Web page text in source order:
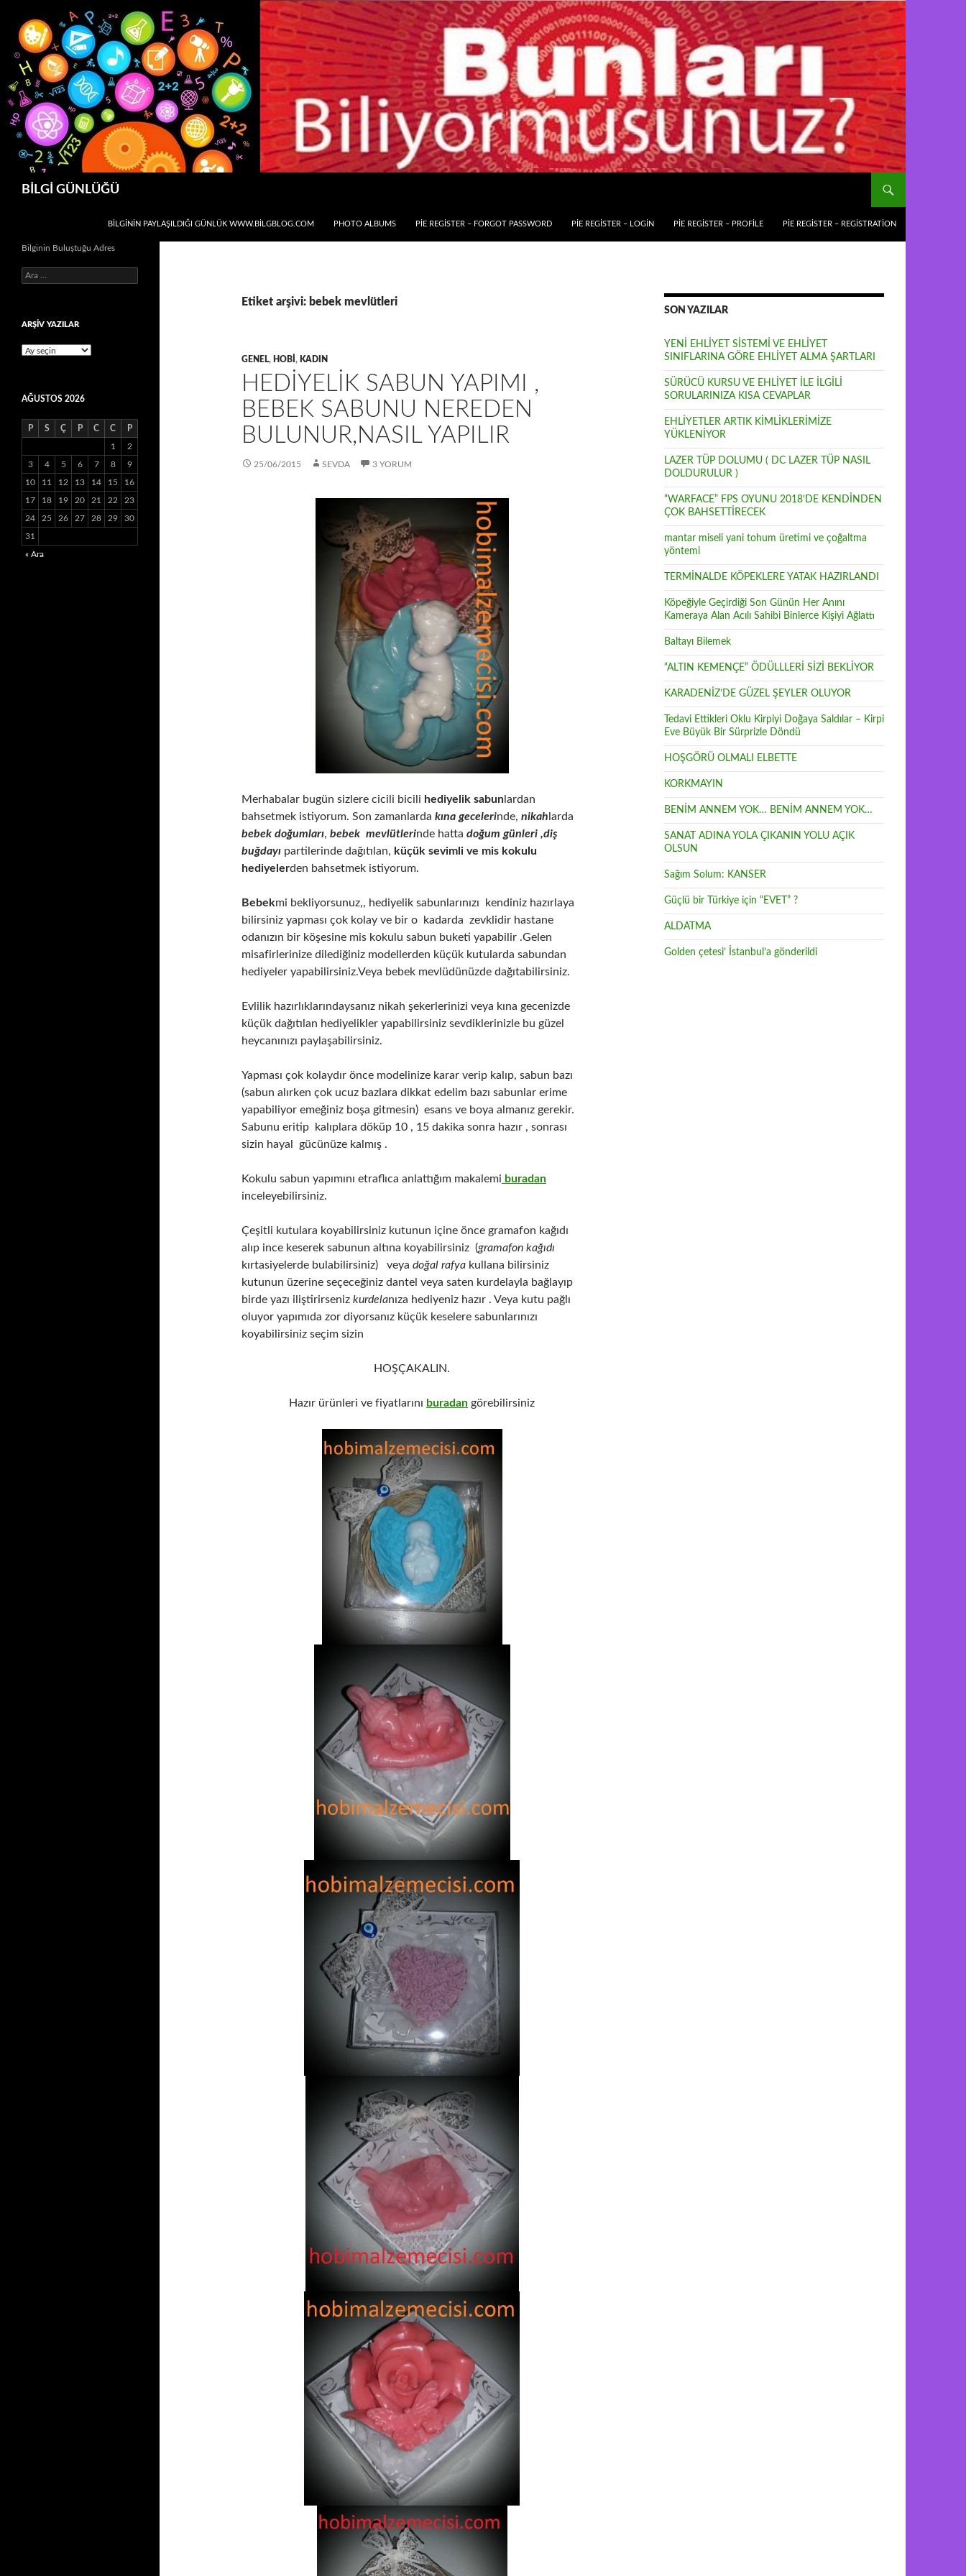
BİLGİ GÜNLÜĞÜ
BİLGİNİN PAYLAŞILDIĞI GÜNLÜK WWW.BILGBLOG.COM
PHOTO ALBUMS PIE REGISTER – FORGOT PASSWORD PIE REGISTER – LOGIN PIE REGISTER – PROFILE PIE REGISTER – REGISTRATION
Etiket arşivi: bebek mevlütleri
GENEL, HOBI , KADIN
HEDİYELİK SABUN YAPIMI ,
BEBEK SABUNU NEREDEN
BULUNUR,NASIL YAPILIR
25/06/2015 SEVDA 3 YORUM
Merhabalar bugün sizlere cicili bicili hediyelik sabun lardan
bahsetmek istiyorum. Son zamanlarda kına gecelerinde, nikah larda
bebek doğumları, bebek mevlütlerinde hatta doğum günleri ,diş
buğdayı partilerinde dağıtılan, küçük sevimli ve mis kokulu
hediyelerden bahsetmek istiyorum.
Bebekmi bekliyorsunuz,, hediyelik sabunlarınızı kendiniz hazırlaya
bilirsiniz yapması çok kolay ve bir o kadarda zevklidir hastane
odanızın bir köşesine mis kokulu sabun buketi yapabilir .Gelen
misafirlerinize dilediğiniz modellerden küçük kutularda sabundan
hediyeler yapabilirsiniz.Veya bebek mevlüdünüzde dağıtabilirsiniz.
Evlilik hazırlıklarındaysanız nikah şekerlerinizi veya kına gecenizde
küçük dağıtılan hediyelikler yapabilirsiniz sevdiklerinizle bu güzel
heycanınızı paylaşabilirsiniz.
Yapması çok kolaydır önce modelinize karar verip kalıp, sabun bazı
(sabun alırken çok ucuz bazlara dikkat edelim bazı sabunlar erime
yapabiliyor emeğiniz boşa gitmesin) esans ve boya almanız gerekir.
Sabunu eritip kalıplara döküp 10 , 15 dakika sonra hazır , sonrası
sizin hayal gücünüze kalmış .
Kokulu sabun yapımını etraflıca anlattığım makalemi buradan
inceleyebilirsiniz.
Çeşitli kutulara koyabilirsiniz kutunun içine önce gramafon kağıdı
alıp ince keserek sabunun altına koyabilirsiniz (gramafon kağıdı
kırtasiyelerde bulabilirsiniz) veya doğal rafya kullana bilirsiniz
kutunun üzerine seçeceğiniz dantel veya saten kurdelayla bağlayıp
birde yazı iliştirirseniz kurdelanıza hediyeniz hazır . Veya kutu pağlı
oluyor yapımıda zor diyorsanız küçük keselere sabunlarınızı
koyabilirsiniz seçim sizin
HOŞÇAKALIN.
Hazır ürünleri ve fiyatlarını buradan görebilirsiniz
SON YAZILAR
YENİ EHLİYET SİSTEMİ VE EHLİYET
SINIFLARINA GÖRE EHLİYET ALMA ŞARTLARI
SÜRÜCÜ KURSU VE EHLİYET İLE İLGİLİ
SORULARINIZA KISA CEVAPLAR
EHLİYETLER ARTIK KİMLİKLERİMİZE
YÜKLENİYOR
LAZER TÜP DOLUMU ( DC LAZER TÜP NASIL
DOLDURULUR )
“WARFACE” FPS OYUNU 2018’DE KENDİNDEN
ÇOK BAHSETTİRECEK
mantar miseli yani tohum üretimi ve çoğaltma
yöntemi
TERMİNALDE KÖPEKLERE YATAK HAZIRLANDI
Köpeğiyle Geçirdiği Son Günün Her Anını
Kameraya Alan Acılı Sahibi Binlerce Kişiyi Ağlattı
Baltayı Bilemek
“ALTIN KEMENÇE” ÖDÜLLLERİ SİZİ BEKLİYOR
KARADENİZ’DE GÜZEL ŞEYLER OLUYOR
Tedavi Ettikleri Oklu Kirpiyi Doğaya Saldılar – Kirpi
Eve Büyük Bir Sürprizle Döndü
HOŞGÖRÜ OLMALI ELBETTE
KORKMAYIN
BENİM ANNEM YOK… BENİM ANNEM YOK…
SANAT ADINA YOLA ÇIKANIN YOLU AÇIK
OLSUN
Sağım Solum: KANSER
Güçlü bir Türkiye için “EVET” ?
ALDATMA
Golden çetesi’ İstanbul’a gönderildi
Bilginin Buluştuğu Adres
Arama:
ARŞİV YAZILAR
ARŞİV
AĞUSTOS 2026
P S Ç P C C P
1 2
3 4 5 6 7 8 9
10 11 12 13 14 15 16
17 18 19 20 21 22 23
24 25 26 27 28 29 30
31
« Ara